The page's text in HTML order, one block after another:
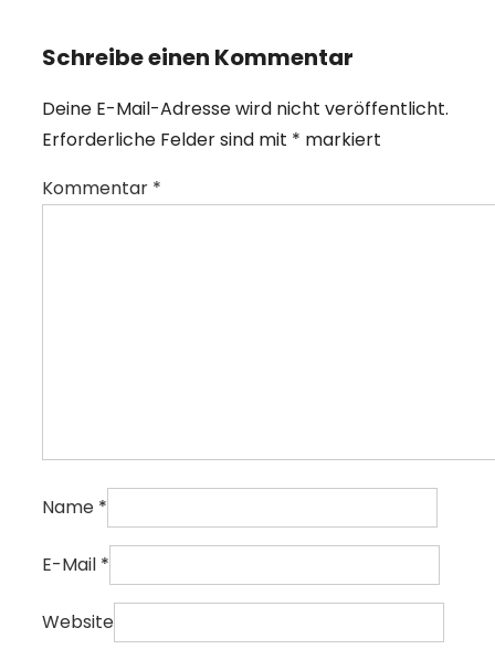
Schreibe einen Kommentar
Deine E-Mail-Adresse wird nicht veröffentlicht.
Erforderliche Felder sind mit * markiert
Kommentar *
Name *
E-Mail *
Website